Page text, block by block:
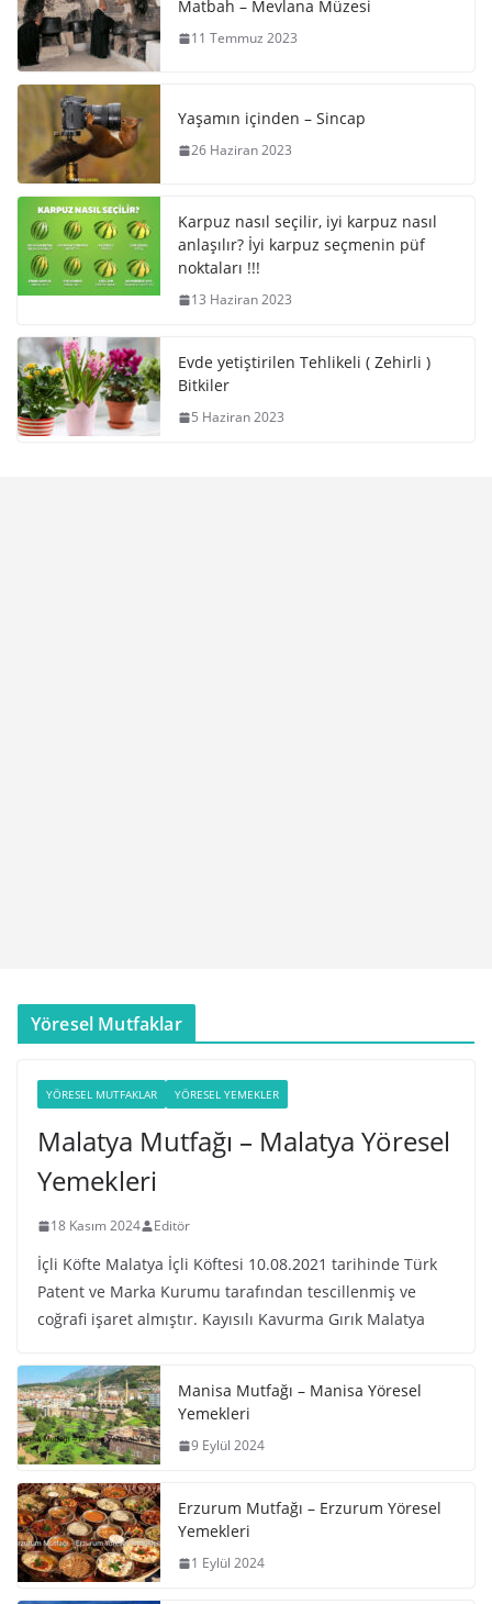
Matbah – Mevlana Müzesi
11 Temmuz 2023
Yaşamın içinden – Sincap
26 Haziran 2023
Karpuz nasıl seçilir, iyi karpuz nasıl
anlaşılır? İyi karpuz seçmenin püf
noktaları !!!
13 Haziran 2023
Evde yetiştirilen Tehlikeli ( Zehirli )
Bitkiler
5 Haziran 2023
Yöresel Mutfaklar
YÖRESEL MUTFAKLAR YÖRESEL YEMEKLER
Malatya Mutfağı – Malatya Yöresel
Yemekleri
18 Kasım 2024 Editör
İçli Köfte Malatya İçli Köftesi 10.08.2021 tarihinde Türk
Patent ve Marka Kurumu tarafından tescillenmiş ve
coğrafi işaret almıştır. Kayısılı Kavurma Gırık Malatya
Manisa Mutfağı – Manisa Yöresel
Yemekleri
9 Eylül 2024
Erzurum Mutfağı – Erzurum Yöresel
Yemekleri
1 Eylül 2024